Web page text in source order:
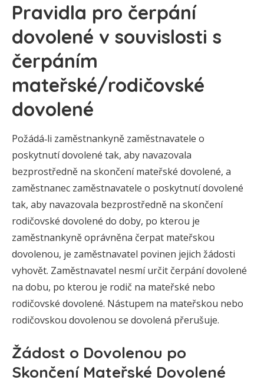
Pravidla pro čerpání
dovolené v souvislosti s
čerpáním
mateřské/rodičovské
dovolené
Požádá‑li zaměstnankyně zaměstnavatele o
poskytnutí dovolené tak, aby navazovala
bezprostředně na skončení mateřské dovolené, a
zaměstnanec zaměstnavatele o poskytnutí dovolené
tak, aby navazovala bezprostředně na skončení
rodičovské dovolené do doby, po kterou je
zaměstnankyně oprávněna čerpat mateřskou
dovolenou, je zaměstnavatel povinen jejich žádosti
vyhovět. Zaměstnavatel nesmí určit čerpání dovolené
na dobu, po kterou je rodič na mateřské nebo
rodičovské dovolené. Nástupem na mateřskou nebo
rodičovskou dovolenou se dovolená přerušuje.
Žádost o Dovolenou po
Skončení Mateřské Dovolené